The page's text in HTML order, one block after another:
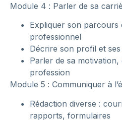
Module 4 : Parler de sa
Expliquer son parcours
professionnel
Décrire son profil et
Parler de sa motivation,
profession
Module 5 : Communiquer à
Rédaction diverse :
rapports, formulaires